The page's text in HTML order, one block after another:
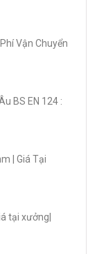
Vận Chuyển
BS EN 124 :
| Giá Tại
tại xưởng|